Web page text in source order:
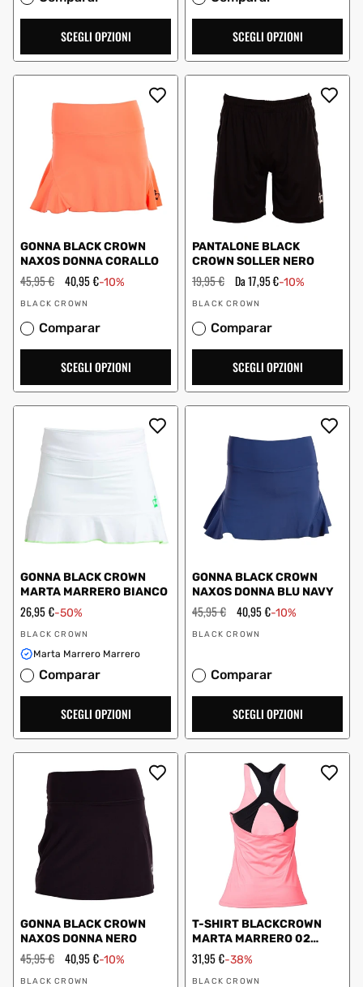
SCEGLI OPZIONI SCEGLI OPZIONI
GONNA BLACK CROWN
NAXOS DONNA CORALLO
Prezzo
regolare
45,95 € Prezzo
scontato
40,95 €-10%
Fornitore:
BLACK CROWN
Comparar
SCEGLI OPZIONI
PANTALONE BLACK
CROWN SOLLER NERO
Prezzo
regolare
19,95 € Prezzo
scontato
Da 17,95 €-10%
Fornitore:
BLACK CROWN
Comparar
SCEGLI OPZIONI
GONNA BLACK CROWN
MARTA MARRERO BIANCO
Prezzo
scontato
26,95 €-50%
Fornitore:
BLACK CROWN
Marta Marrero Marrero
Comparar
SCEGLI OPZIONI
GONNA BLACK CROWN
NAXOS DONNA BLU NAVY
Prezzo
regolare
45,95 € Prezzo
scontato
40,95 €-10%
Fornitore:
BLACK CROWN
Comparar
SCEGLI OPZIONI
GONNA BLACK CROWN
NAXOS DONNA NERO
Prezzo
regolare
45,95 € Prezzo
scontato
40,95 €-10%
Fornitore:
BLACK CROWN
T-SHIRT BLACKCROWN
MARTA MARRERO 02
MOYA CORALLO
Prezzo
scontato
31,95 €-38%
Fornitore:
BLACK CROWN